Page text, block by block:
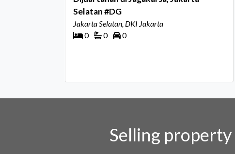
Selatan #DG
Jakarta Selatan, DKI Jakarta
0
0 0
Selling property